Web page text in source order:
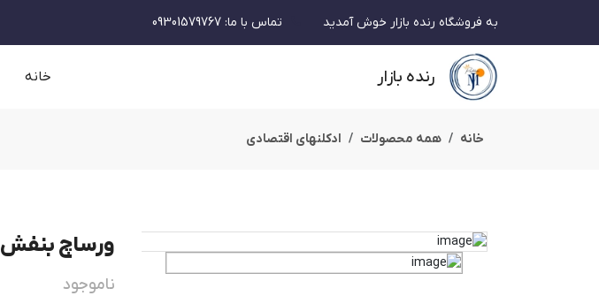
به فروشگاه رنده بازار خوش آمدید تماس با ما:
09301579767
رنده بازار خانه
خانه همه محصولات ادکلنهای اقتصادی
ورساچ بنفش
ناموجود